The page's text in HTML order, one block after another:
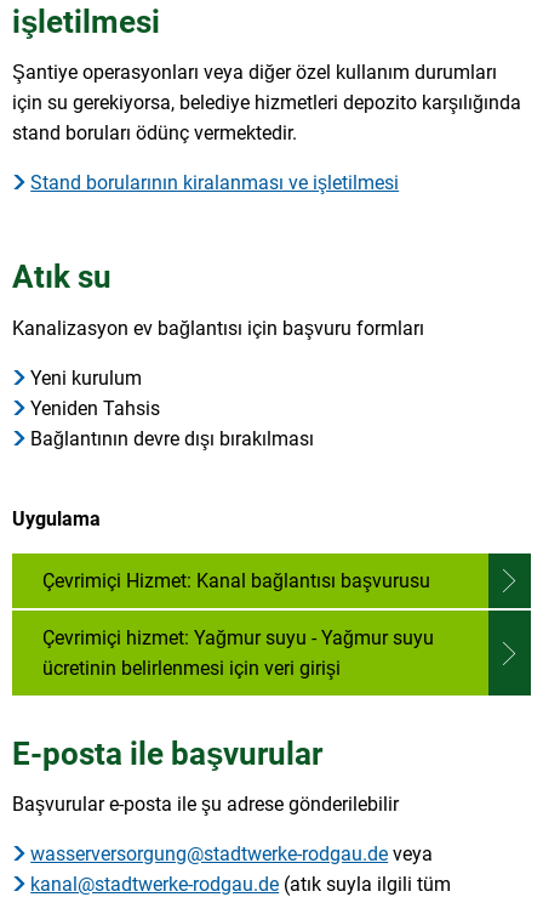
işletilmesi
Şantiye operasyonları veya diğer özel kullanım durumları
için su gerekiyorsa, belediye hizmetleri depozito karşılığında
stand boruları ödünç vermektedir.
Stand borularının kiralanması ve işletilmesi
Atık su
Kanalizasyon ev bağlantısı için başvuru formları
Yeni kurulum
Yeniden Tahsis
Bağlantının devre dışı bırakılması
Uygulama
Çevrimiçi Hizmet: Kanal bağlantısı başvurusu
Çevrimiçi hizmet: Yağmur suyu - Yağmur suyu
ücretinin belirlenmesi için veri girişi
E-posta ile başvurular
Başvurular e-posta ile şu adrese gönderilebilir
wasserversorgung@stadtwerke-rodgau.de veya
kanal@stadtwerke-rodgau.de (atık suyla ilgili tüm